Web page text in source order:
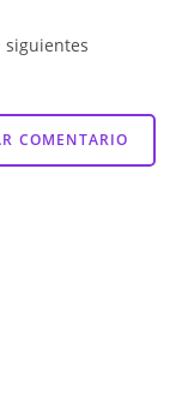
siguientes